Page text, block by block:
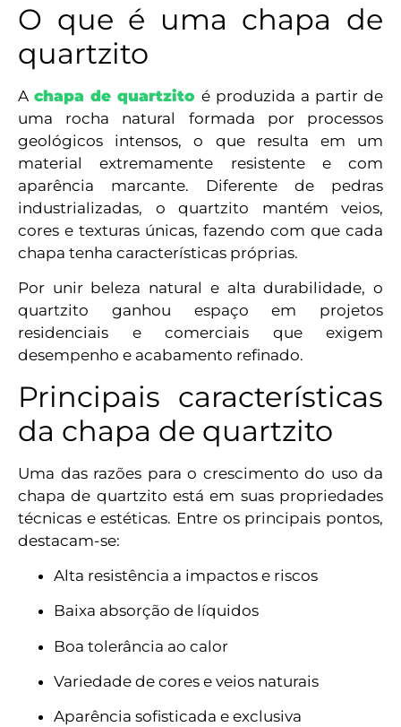
O que é uma chapa de
quartzito
Achapa de quartzito é produzida a partir de
uma rocha natural formada por processos
geológicos intensos, o que resulta em um
material extremamente resistente e com
aparência marcante. Diferente de pedras
industrializadas, o quartzito mantém veios,
cores e texturas únicas, fazendo com que cada
chapa tenha características próprias.
Por unir beleza natural e alta durabilidade, o
quartzito ganhou espaço em projetos
residenciais e comerciais que exigem
desempenho e acabamento refinado.
Principais características
da chapa de quartzito
Uma das razões para o crescimento do uso da
chapa de quartzito está em suas propriedades
técnicas e estéticas. Entre os principais pontos,
destacam-se:
Alta resistência a impactos e riscos
Baixa absorção de líquidos
Boa tolerância ao calor
Variedade de cores e veios naturais
Aparência sofisticada e exclusiva